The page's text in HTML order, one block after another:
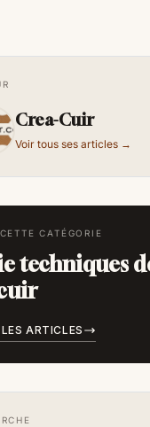
Crea-Cuir
Voir tous ses articles →
CATÉGORIE
techniques
ARTICLES